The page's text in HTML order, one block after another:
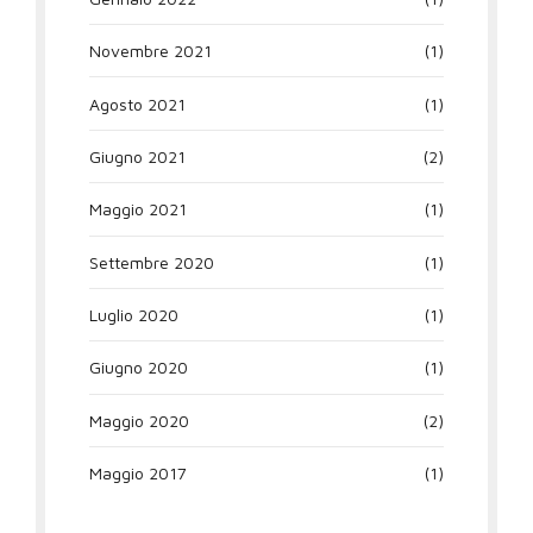
Novembre 2021 (1)
Agosto 2021 (1)
Giugno 2021 (2)
Maggio 2021 (1)
Settembre 2020 (1)
Luglio 2020 (1)
Giugno 2020 (1)
Maggio 2020 (2)
Maggio 2017 (1)